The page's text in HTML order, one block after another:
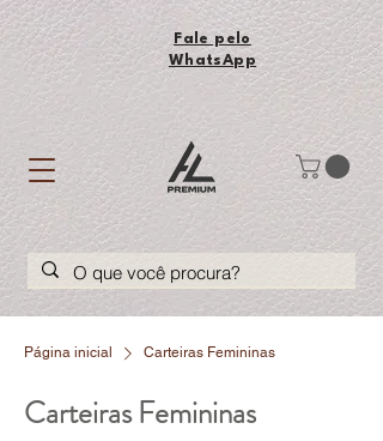
Fale pelo
WhatsApp
Página inicial Carteiras Femininas
Carteiras Femininas